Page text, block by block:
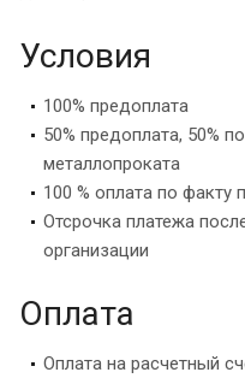
Условия
100% предоплата
50% предоплата, 50%
металлопроката
100 % оплата по факту
Отсрочка платежа
организации
Оплата
Оплата на расчетный